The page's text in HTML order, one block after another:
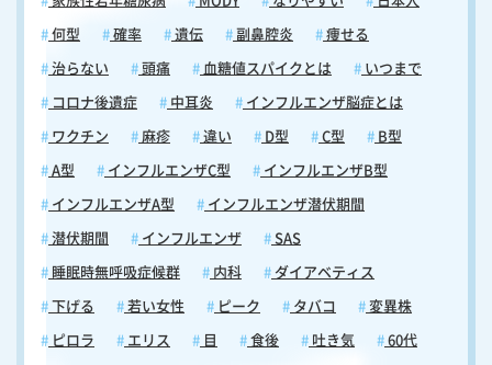
何型 確率 遺伝 副鼻腔炎 痩せる
治らない 頭痛 血糖値スパイクとは いつまで
コロナ後遺症 中耳炎 インフルエンザ脳症とは
ワクチン 麻疹 違い D型 C型 B型
A型 インフルエンザC型 インフルエンザB型
インフルエンザA型 インフルエンザ潜伏期間
潜伏期間 インフルエンザ SAS
睡眠時無呼吸症候群 内科 ダイアベティス
下げる 若い女性 ピーク タバコ 変異株
ピロラ エリス 目 食後 吐き気 60代